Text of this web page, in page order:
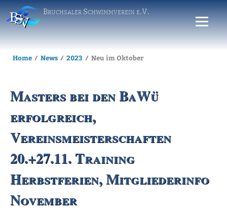
Bruchsaler Schwimmverein e.V.
Home News 2023 Neu im Oktober
Masters bei den BaWü
erfolgreich,
Vereinsmeisterschaften
20.+27.11. Training
Herbstferien, Mitgliederinfo
November